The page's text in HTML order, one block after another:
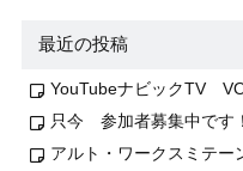
最近の投稿
YouTubeナビックTV
只今 参加者募集中です！
アルト・ワークスミテー